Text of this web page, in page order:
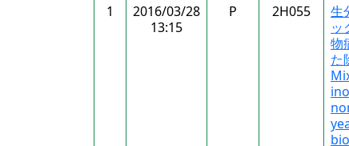
1
2016/03/28
13:15
P 2H055
生
ッ
物
た